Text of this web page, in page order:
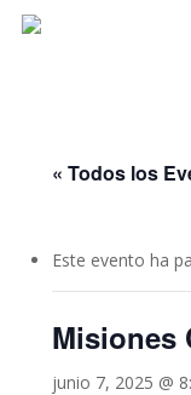
Skip
« Todos los
Este evento ha
Misiones
junio 7, 2025 @